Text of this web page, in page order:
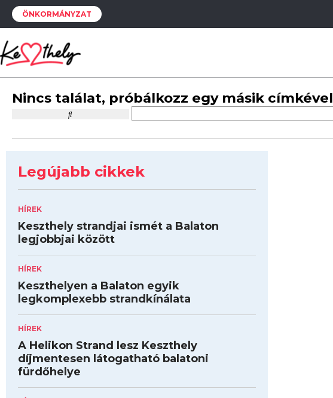
ÖNKORMÁNYZAT
Nincs találat, próbálkozz egy másik címkével
Legújabb cikkek
HÍREK
Keszthely strandjai ismét a Balaton
legjobbjai között
HÍREK
Keszthelyen a Balaton egyik
legkomplexebb strandkínálata
HÍREK
A Helikon Strand lesz Keszthely
díjmentesen látogatható balatoni
fürdőhelye